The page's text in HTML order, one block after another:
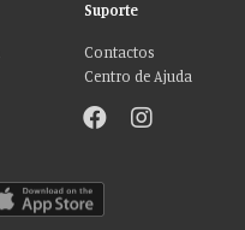
Suporte
Contactos
Centro de Ajuda